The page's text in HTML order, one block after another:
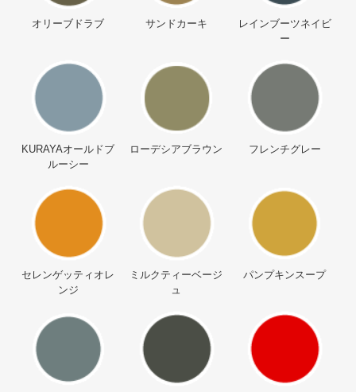
オリーブドラブ サンドカーキ
レインブーツネイビ
ー
KURAYAオールドブ
ルーシー
ローデシアブラウン フレンチグレー
セレンゲッティオレ
ンジ
ミルクティーベージ
ュ
パンプキンスープ